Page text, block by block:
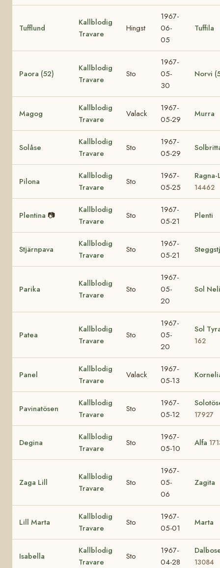
Tufflund
Kallblodig
Travare
Hingst
1967-
06-
05
Tuffila
Paora (52)
Kallblodig
Travare
Sto
1967-
05-
30
Norvi
Magog
Kallblodig
Travare
Valack
1967-
05-29
Murra
Solåse
Kallblodig
Travare
Sto
1967-
05-29
Pilona
Kallblodig
Travare
Sto
1967-
05-25
14462
Plentina 📷
Kallblodig
Travare
Sto
1967-
05-21
Plenti
Stjärnpava
Kallblodig
Travare
Sto
1967-
05-21
Parika
Kallblodig
Travare
Sto
1967-
05-
20
Sol Neli
Patea
Kallblodig
Travare
Sto
1967-
05-
20
Sol
162
Panel
Kallblodig
Travare
Valack
1967-
05-13
Pavinatösen
Kallblodig
Travare
Sto
1967-
05-12
17927
Degina
Kallblodig
Travare
Sto
1967-
05-10
Alfa
Zaga Lill
Kallblodig
Travare
Sto
1967-
05-
06
Zagita
Lill Marta
Kallblodig
Travare
Sto
1967-
05-01
Marta
Isabella
Kallblodig
Travare
Sto
1967-
04-28
13084